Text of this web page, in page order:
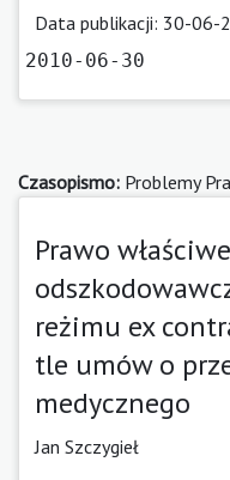
Data publikacji: 30-06-
2010-06-30
Czasopismo: Problemy
Prawo
reżimu ex
tle umów o
medycznego
Jan Szczygieł